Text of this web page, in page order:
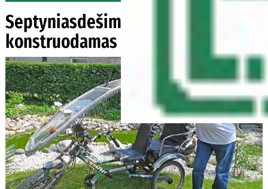
Septyniasdešimtmetis atgyja
konstruodamas triračius